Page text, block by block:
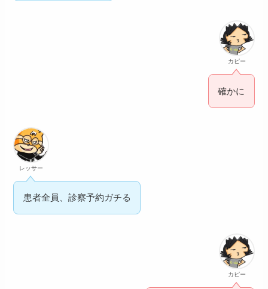
カピー
確かに
レッサー
患者全員、診察予約ガチる
カピー